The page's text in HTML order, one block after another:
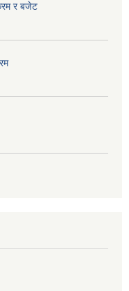
र बजेट